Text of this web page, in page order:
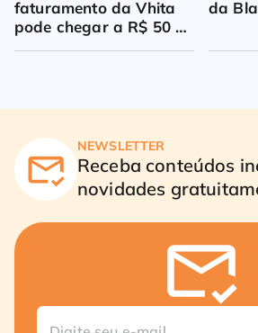
faturamento da Vhita
pode chegar a R$ 50
milhões
da
NEWSLETTER
Receba conteúdos
novidades